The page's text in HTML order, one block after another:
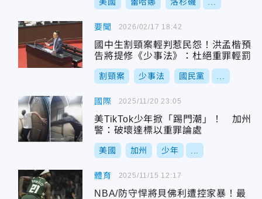
要聞
國中生割頸案輕判惹民怨！洪孟楷預
告將提修《少事法》：杜絕重罪輕罰
割頸案 少事法 國民黨
2026/02/17 18:42
國際
美TikTok少年掀「踢門潮」！ 加州
警：破壞達標以重罪論處
美國 加州 少年
2025/11/20 23:05
體育
NBA/防守悍將貝佛利遭控家暴！最
2025/11/15 12:17